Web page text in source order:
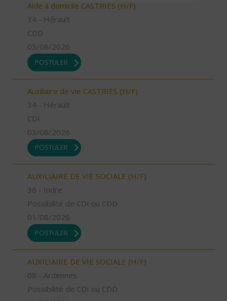
Aide à domicile CASTRIES (H/F)
34 - Hérault
CDD
03/08/2026
POSTULER
Auxiliaire de vie CASTRIES (H/F)
34 - Hérault
CDI
03/08/2026
POSTULER
AUXILIAIRE DE VIE SOCIALE (H/F)
36 - Indre
Possibilité de CDI ou CDD
01/08/2026
POSTULER
AUXILIAIRE DE VIE SOCIALE (H/F)
08 - Ardennes
Possibilité de CDI ou CDD